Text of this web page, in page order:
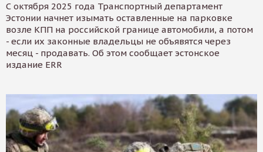
С октября 2025 года Транспортный департамент
Эстонии начнет изымать оставленные на парковке
возле КПП на российской границе автомобили, а потом
- если их законные владельцы не объявятся через
месяц - продавать. Об этом сообщает эстонское
издание ERR